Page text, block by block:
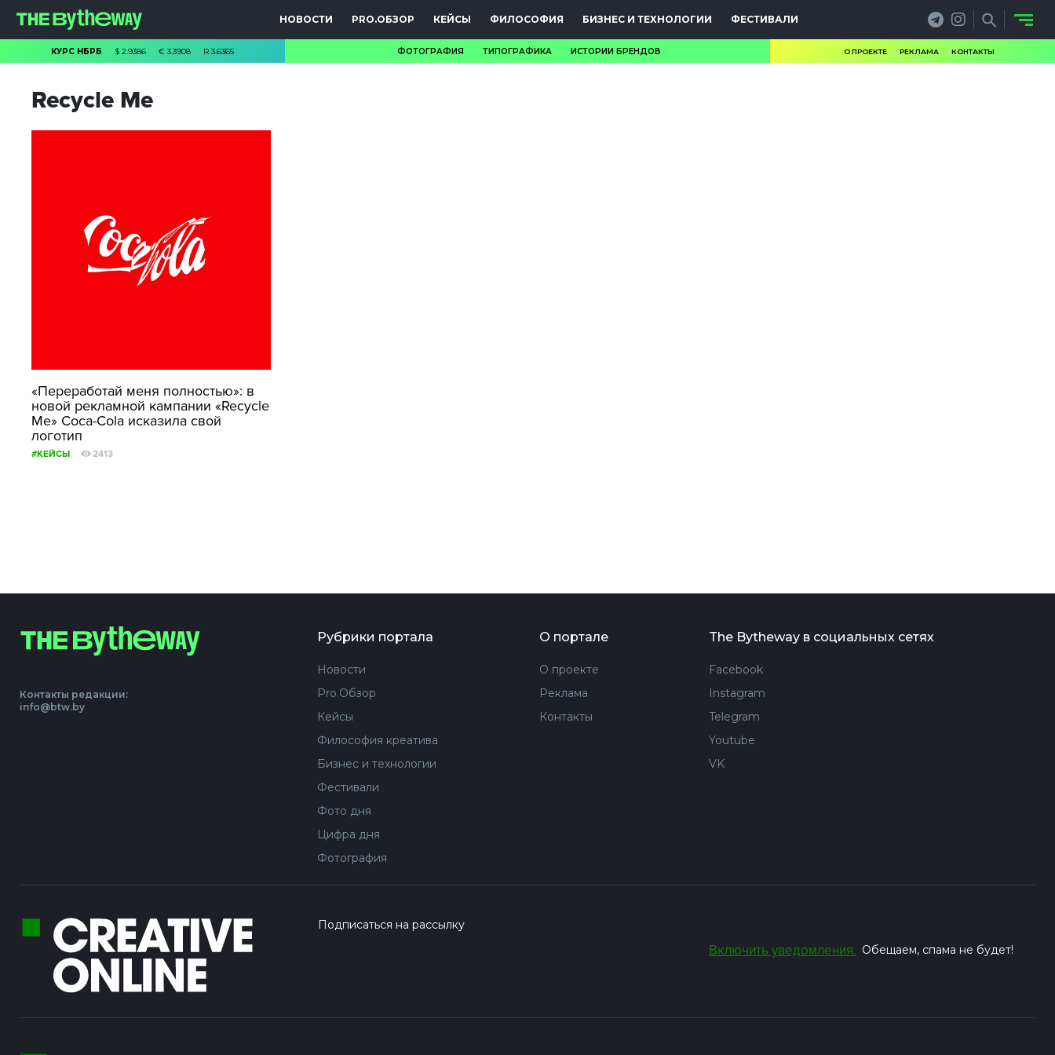
НОВОСТИ PRO.ОБЗОР КЕЙСЫ ФИЛОСОФИЯ БИЗНЕС И ТЕХНОЛОГИИ ФЕСТИВАЛИ
КУРС НБРБ $2.9386 € 3.3908 R3.6365 ФОТОГРАФИЯ ТИПОГРАФИКА ИСТОРИИ БРЕНДОВ О ПРОЕКТЕ РЕКЛАМА КОНТАКТЫ
Recycle Me
«Переработай меня полностью»: в
новой рекламной кампании «Recycle
Me» Coca-Cola исказила свой
логотип
#КЕЙСЫ 2413
Контакты редакции:
info@btw.by
Рубрики портала
Новости
Pro.Обзор
Кейсы
Философия креатива
Бизнес и технологии
Фестивали
Фото дня
Цифра дня
Фотография
О портале
О проекте
Реклама
Контакты
The Bytheway в социальных сетях
Facebook
Instagram
Telegram
Youtube
VK
Подписаться на рассылку
Включить уведомления. Обещаем, спама не будет!